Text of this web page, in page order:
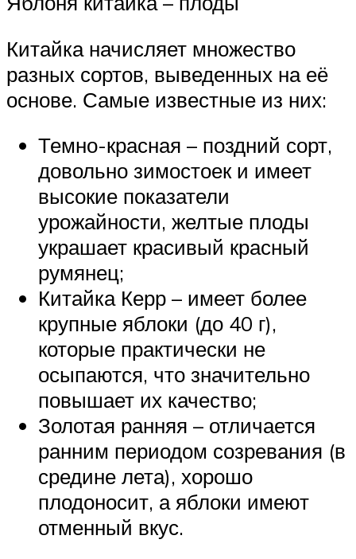
Китайка начисляет множество
разных сортов, выведенных на её
основе. Самые известные из них:
Темно-красная – поздний сорт,
довольно зимостоек и имеет
высокие показатели
урожайности, желтые плоды
украшает красивый красный
румянец;
Китайка Керр – имеет более
крупные яблоки (до 40 г),
которые практически не
осыпаются, что значительно
повышает их качество;
Золотая ранняя – отличается
ранним периодом созревания (в
средине лета), хорошо
плодоносит, а яблоки имеют
отменный вкус.